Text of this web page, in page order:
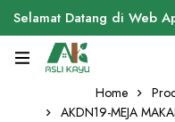
Selamat Datang di Web
Home
AKDN19-MEJA